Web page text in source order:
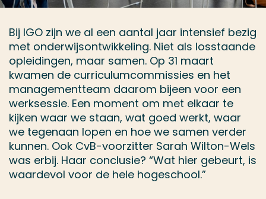
Bij IGO zijn we al een aantal jaar intensief bezig
met onderwijsontwikkeling. Niet als losstaande
opleidingen, maar samen. Op 31 maart
kwamen de curriculumcommissies en het
managementteam daarom bijeen voor een
werksessie. Een moment om met elkaar te
kijken waar we staan, wat goed werkt, waar
we tegenaan lopen en hoe we samen verder
kunnen. Ook CvB-voorzitter Sarah Wilton-Wels
was erbij. Haar conclusie? “Wat hier gebeurt, is
waardevol voor de hele hogeschool.”